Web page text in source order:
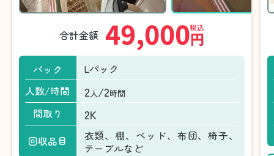
合計金額 49,000円
税込
パック
Lパック
人数/時間
2人 /2時間
間取り 2K
回収品目
衣類、棚、ベッド、布団、椅子、
テーブルなど